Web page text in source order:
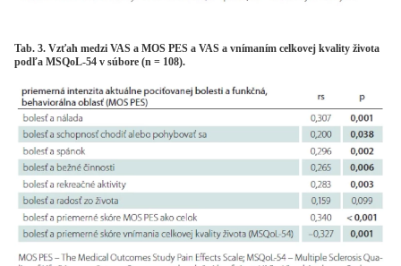
Tab. 3. Vzťah medzi VAS a MOS PES a VAS a vnímaním celkovej kvality života
podľa MSQoL-54 v súbore (n = 108).